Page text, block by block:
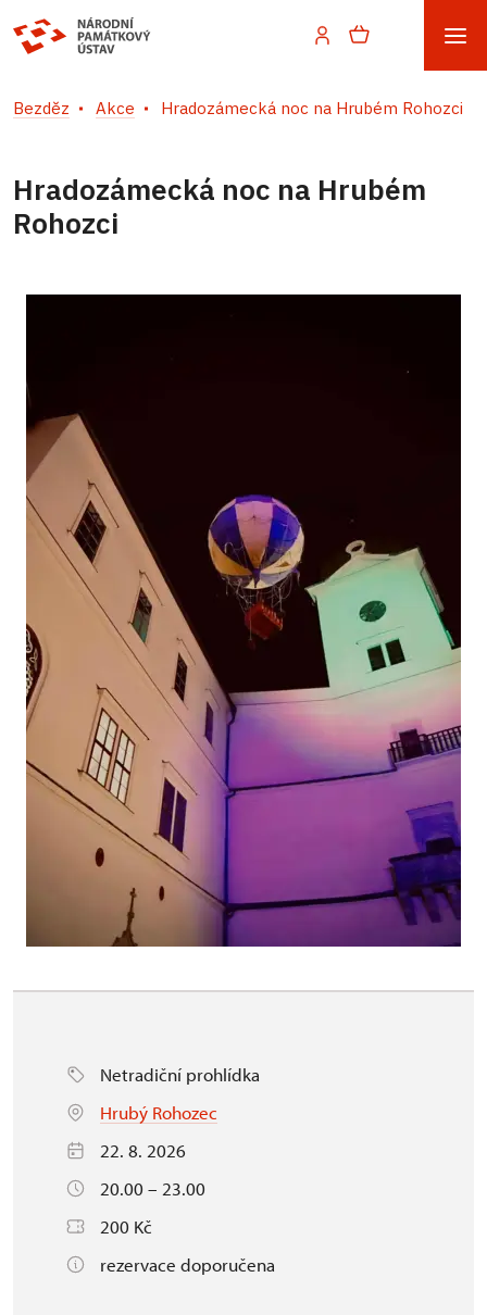
Bezděz Akce Hradozámecká noc na Hrubém Rohozci
Hradozámecká noc na Hrubém
Rohozci
Netradiční prohlídka
Hrubý Rohozec
22. 8. 2026
20.00 – 23.00
200 Kč
rezervace doporučena